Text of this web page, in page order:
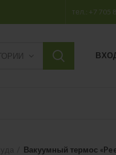
тел.: +7 705
Вакуумный термос